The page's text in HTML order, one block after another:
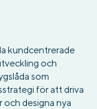
kundcentrerade
och
som
för att driva
designa nya